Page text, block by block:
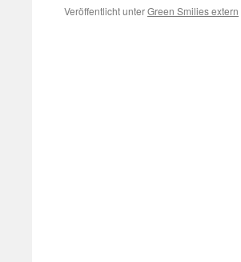
Veröffentlicht unterGreen Smilies extern